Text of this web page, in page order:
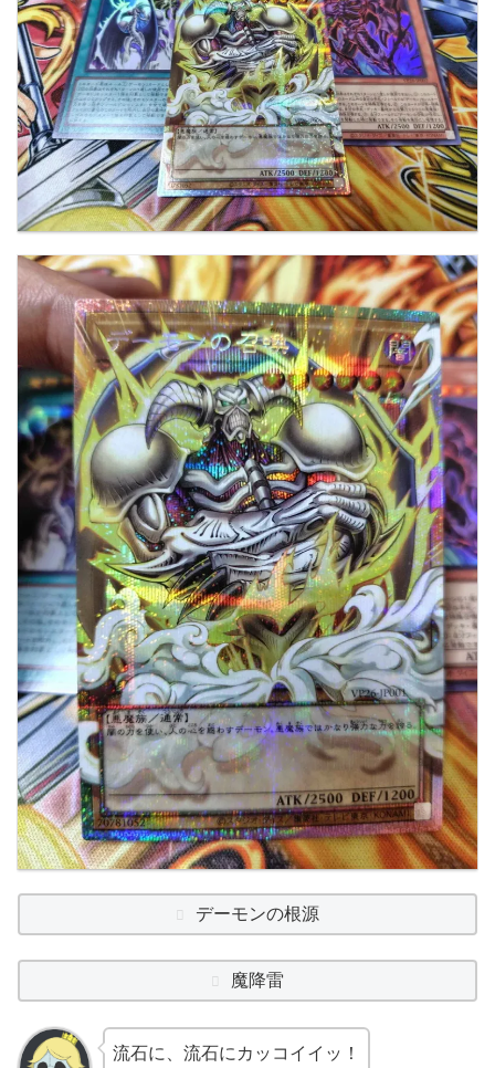
デーモンの根源
魔降雷
流石に、流石にカッコイイッ！